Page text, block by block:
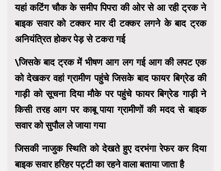
यहां कटिंग चौक के समीप पिपरा की ओर से आ रही ट्रक ने
बाइक सवार को टक्कर मार दी टक्कर लगने के बाद ट्रक
अनियंत्रित होकर पेड़ से टकरा गई
\जिसके बाद ट्रक में भीषण आग लग गई आग की लपट एक
को देखकर वहां ग्रामीण पहुंचे जिसके बाद फायर बिग्रेड की
गाड़ी को सूचना दिया मौके पर पहुंचे फायर बिग्रेड गाड़ी ने
किसी तरह आग पर काबू पाया ग्रामीणों की मदद से बाइक
सवार को सुपौल ले जाया गया
जिसकी नाजुक स्थिति को देखते हुए दरभंगा रेफर कर दिया
बाइक सवार हरिहर पट्टी का रहने वाला बताया जाता है